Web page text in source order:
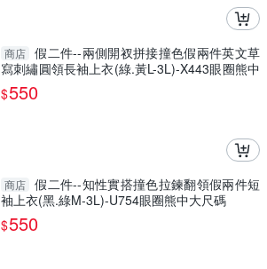
商店 假二件--兩側開衩拼接撞色假兩件英文草
寫刺繡圓領長袖上衣(綠.黃L-3L)-X443眼圈熊中
大尺碼
$550
商店 假二件--知性實搭撞色拉鍊翻領假兩件短
袖上衣(黑.綠M-3L)-U754眼圈熊中大尺碼
$550